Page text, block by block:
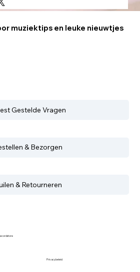
muziektips en leuke nieuwtjes
Gestelde Vragen
& Bezorgen
& Retourneren
Privacybeleid